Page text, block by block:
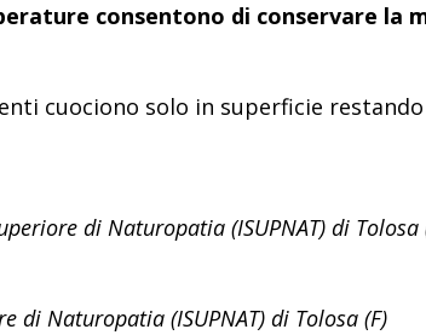
consentono di conservare la
cuociono solo in superficie
di Naturopatia (ISUPNAT) di Tolosa
Naturopatia (ISUPNAT) di Tolosa (F)